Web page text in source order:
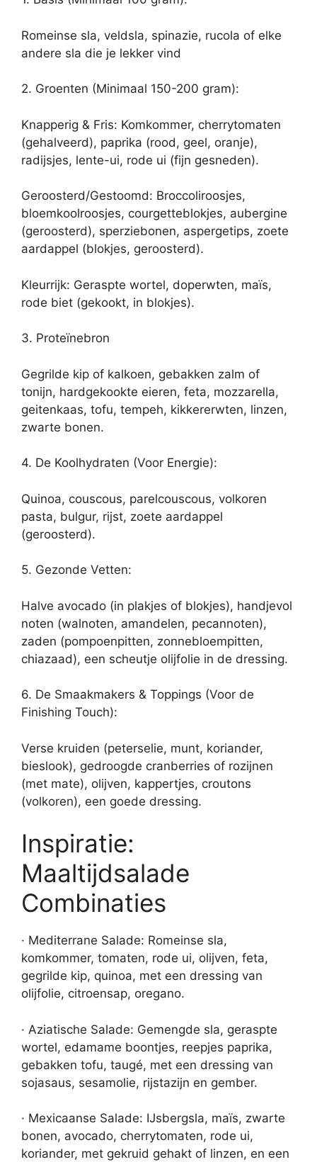
Romeinse sla, veldsla, spinazie, rucola of elke
andere sla die je lekker vind
2. Groenten (Minimaal 150-200 gram):
Knapperig & Fris: Komkommer, cherrytomaten
(gehalveerd), paprika (rood, geel, oranje),
radijsjes, lente-ui, rode ui (fijn gesneden).
Geroosterd/Gestoomd: Broccoliroosjes,
bloemkoolroosjes, courgetteblokjes, aubergine
(geroosterd), sperziebonen, aspergetips, zoete
aardappel (blokjes, geroosterd).
Kleurrijk: Geraspte wortel, doperwten, maïs,
rode biet (gekookt, in blokjes).
3. Proteïnebron
Gegrilde kip of kalkoen, gebakken zalm of
tonijn, hardgekookte eieren, feta, mozzarella,
geitenkaas, tofu, tempeh, kikkererwten, linzen,
zwarte bonen.
4. De Koolhydraten (Voor Energie):
Quinoa, couscous, parelcouscous, volkoren
pasta, bulgur, rijst, zoete aardappel
(geroosterd).
5. Gezonde Vetten:
Halve avocado (in plakjes of blokjes), handjevol
noten (walnoten, amandelen, pecannoten),
zaden (pompoenpitten, zonnebloempitten,
chiazaad), een scheutje olijfolie in de dressing.
6. De Smaakmakers & Toppings (Voor de
Finishing Touch):
Verse kruiden (peterselie, munt, koriander,
bieslook), gedroogde cranberries of rozijnen
(met mate), olijven, kappertjes, croutons
(volkoren), een goede dressing.
Inspiratie:
Maaltijdsalade
Combinaties
· Mediterrane Salade: Romeinse sla,
komkommer, tomaten, rode ui, olijven, feta,
gegrilde kip, quinoa, met een dressing van
olijfolie, citroensap, oregano.
· Aziatische Salade: Gemengde sla, geraspte
wortel, edamame boontjes, reepjes paprika,
gebakken tofu, taugé, met een dressing van
sojasaus, sesamolie, rijstazijn en gember.
· Mexicaanse Salade: IJsbergsla, maïs, zwarte
bonen, avocado, cherrytomaten, rode ui,
koriander, met gekruid gehakt of linzen, en een